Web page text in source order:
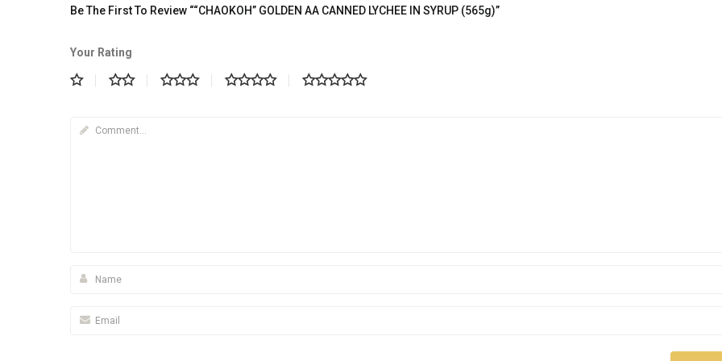
Be The First To Review ““CHAOKOH” GOLDEN AA CANNED LYCHEE IN SYRUP (565g)”
Your Rating